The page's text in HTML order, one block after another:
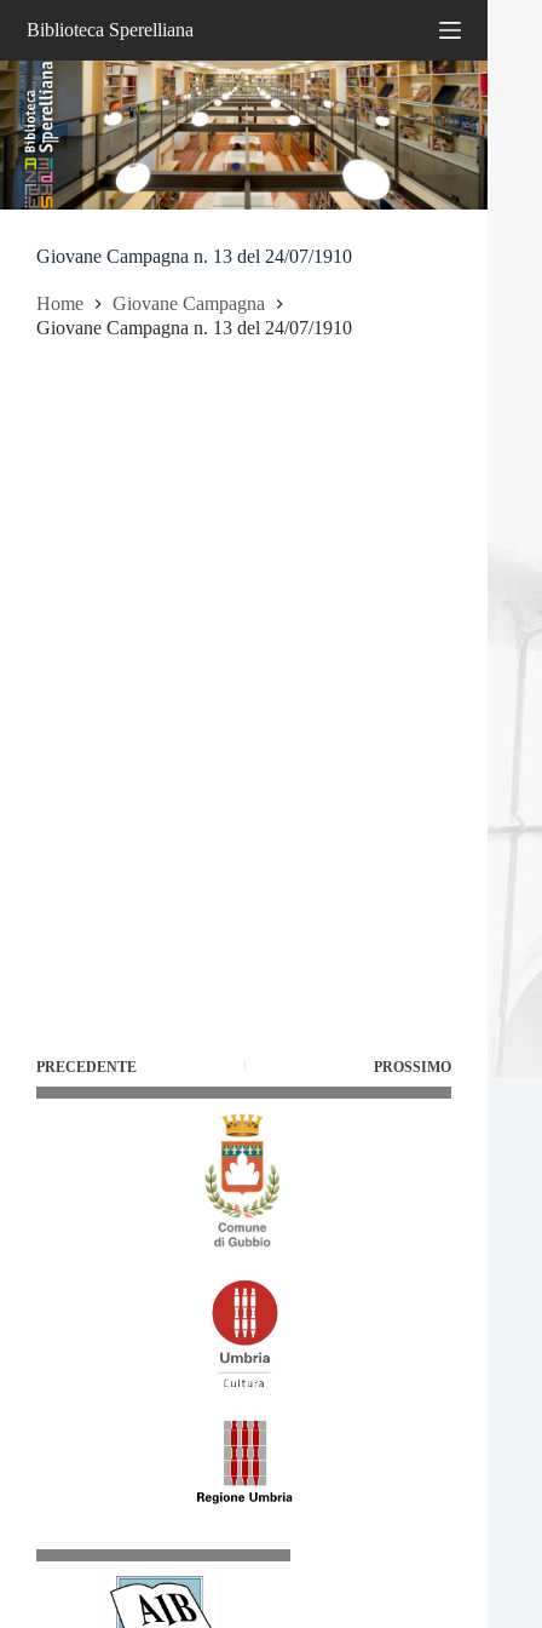
Biblioteca Sperelliana
Giovane Campagna n. 13 del 24/07/1910
Home
Giovane Campagna
Giovane Campagna n. 13 del 24/07/1910
PRECEDENTE PROSSIMO